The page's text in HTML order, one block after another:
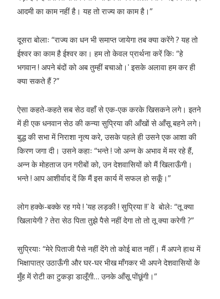
आदमी का काम नहीं है। यह तो राज्य का काम है।”
दूसरा बोलाः “राज्य का धन भी समाप्त जायेगा तब क्या करेंगे ? यह तो
ईश्वर का काम है ईश्वर का। हम तो केवल प्रार्थना करें किः “हे
भगवान ! अपने बंदों को अब तुम्हीं बचाओ।ʹ इसके अलावा हम कर ही
क्या सकते हैं ?”
ऐसा कहते-कहते सब सेठ वहाँ से एक-एक करके खिसकने लगे। इतने
में ही एक धनवान सेठ की कन्या सुप्रिया की आँखों से आँसू बहने लगे।
बुद्ध की सभा में निराशा नृत्य करे, उसके पहले ही उसने एक आशा की
किरण जगा दी। उसने कहाः “भन्ते ! जो अन्न के अभाव में मर रहे हैं,
अन्न के मोहताज उन गरीबों को, उन देशवासियों को मैं खिलाऊँगी।
भन्ते ! आप आशीर्वाद दें कि मैं इस कार्य में सफल हो सकूँ।”
लोग हक्के-बक्के रह गये ! ʹयह लड़की ! सुप्रिया !!ʹ वे बोलेः “तू क्या
खिलायेगी ? तेरा सेठ पिता तुझे पैसे नहीं देगा तो तो तू क्या करेगी ?”
सुप्रियाः “मेरे पिताजी पैसे नहीं देंगे तो कोई बात नहीं। मैं अपने हाथ में
भिक्षापात्र उठाऊँगी और घर-घर भीख माँगकर भी अपने देशवासियों के
मुँह में रोटी का टुकड़ा डालूँगी… उनके आँसू पोंछूंगी।”